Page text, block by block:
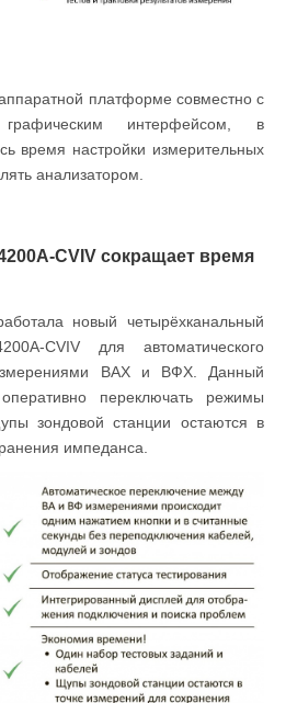
платформе совместно с
графическим интерфейсом, в
время настройки измерительных
анализатором.
CVIV сокращает время
новый четырёхканальный
CVIV для автоматического
ВАХ и ВФХ. Данный
переключать режимы
зондовой станции остаются в
импеданса.